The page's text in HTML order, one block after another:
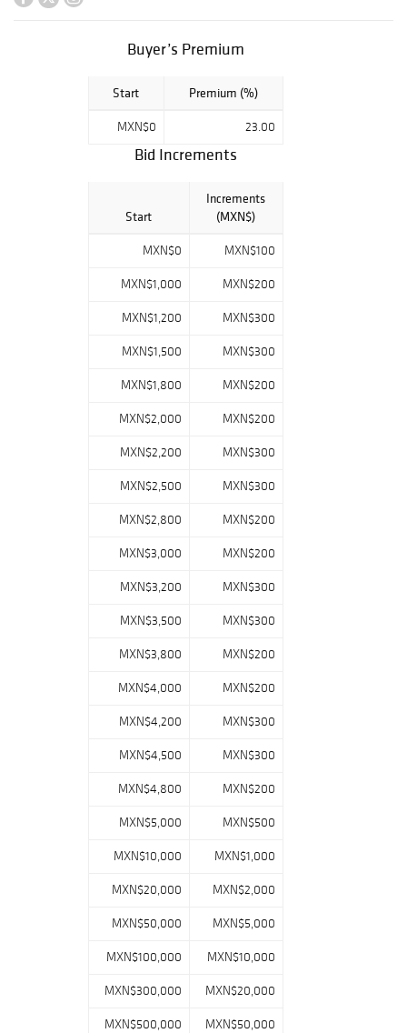
"Pendiente" o por
Buyer’s Premium
Start Premium (%)
MXN$0 23.00
Bid Increments
Start
Increments
(MXN$)
MXN$0 MXN$100
MXN$1,000 MXN$200
MXN$1,200 MXN$300
MXN$1,500 MXN$300
MXN$1,800 MXN$200
MXN$2,000 MXN$200
MXN$2,200 MXN$300
MXN$2,500 MXN$300
MXN$2,800 MXN$200
MXN$3,000 MXN$200
MXN$3,200 MXN$300
MXN$3,500 MXN$300
MXN$3,800 MXN$200
MXN$4,000 MXN$200
MXN$4,200 MXN$300
MXN$4,500 MXN$300
MXN$4,800 MXN$200
MXN$5,000 MXN$500
MXN$10,000 MXN$1,000
MXN$20,000 MXN$2,000
MXN$50,000 MXN$5,000
MXN$100,000 MXN$10,000
MXN$300,000 MXN$20,000
MXN$500,000 MXN$50,000